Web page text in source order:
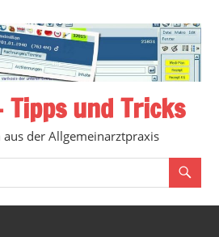
Tipps und Tricks
der Allgemeinarztpraxis